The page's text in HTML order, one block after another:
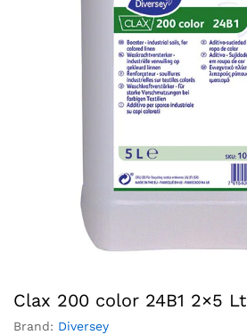
Clax 200 color 24B1 2×5 Lt
Brand: Diversey